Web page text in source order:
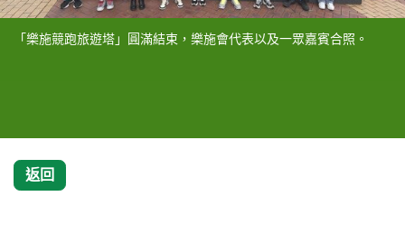
「樂施競跑旅遊塔」圓滿結束，樂施會代表以及一眾嘉賓合照。
多年來一直支持活動的樂施大使徐智勇（小肥）和活動宣傳大使張
活動首席贊助友邦保險（國際）有限公司澳門分行支持第十屆「樂
一衆澳門著名主持人余佩欣、李錦潮、黃偉燐、譚寶星組成「澳門
「個人競跑」男子組全塔成績全破歷屆紀錄! 冠軍由意大利的FABIO
「個人競跑」男子組半塔冠軍由香港的何俊廷奪得，以3分54秒完成
「個人競跑」女子組全塔亦以全破紀錄的成績完成，冠軍由來自日
「個人競跑」女子組半塔冠軍由黃潔梅奪得，以5分48秒完成賽事。
「隊際接力競跑」冠軍由明記瓜菜奪得，以7分15秒完成全塔賽事。
香港越野跑手梁影雪和長跑好手ALICIA
香港樓梯跑手楊鎧駿
返回